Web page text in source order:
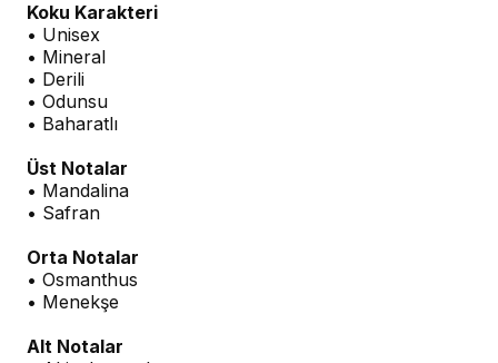
Koku Karakteri
• Unisex
• Mineral
• Derili
• Odunsu
• Baharatlı
Üst Notalar
• Mandalina
• Safran
Orta Notalar
• Osmanthus
• Menekşe
Alt Notalar